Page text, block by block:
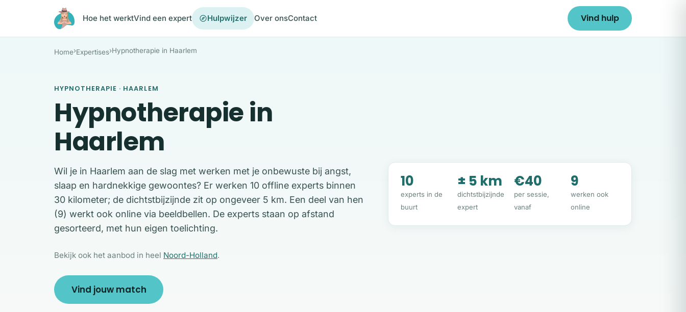
Ga naar de inhoud
Hoe het werktVind een expert Hulpwijzer Over onsContact Vind hulp
Home›Expertises›Hypnotherapie in Haarlem
HYPNOTHERAPIE · HAARLEM
Hypnotherapie in
Haarlem
Wil je in Haarlem aan de slag met werken met je onbewuste bij angst,
slaap en hardnekkige gewoontes? Er werken 10 offline experts binnen
30 kilometer; de dichtstbijzijnde zit op ongeveer 5 km. Een deel van hen
(9) werkt ook online via beeldbellen. De experts staan op afstand
gesorteerd, met hun eigen toelichting.
Bekijk ook het aanbod in heel Noord-Holland.
Vind jouw match
10
experts in de
buurt
± 5 km
dichtstbijzijnde
expert
€40
per sessie,
vanaf
9
werken ook
online